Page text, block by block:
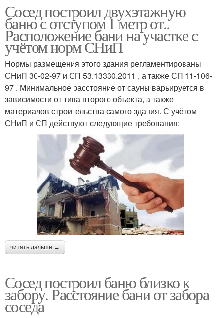
Сосед построил двухэтажную
баню с отступом 1 метр от..
Расположение бани на участке с
учётом норм СНиП
Нормы размещения этого здания регламентированы
СНиП 30-02-97 и СП 53.13330.2011 , а также СП 11-106-
97 . Минимальное расстояние от сауны варьируется в
зависимости от типа второго объекта, а также
материалов строительства самого здания. С учётом
СНиП и СП действуют следующие требования:
читать дальше →
Сосед построил баню близко к
забору. Расстояние бани от забора
соседа